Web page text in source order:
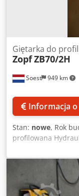
Soest 949 km
Giętarka do
ZopfZB70/2H
Informacja
Stan: nowe, Rok
profilowana
Średnica wału: 40
8,5 na minutę.
pojemności: w
wersjach: Credpfx
na 3 rolki itp.